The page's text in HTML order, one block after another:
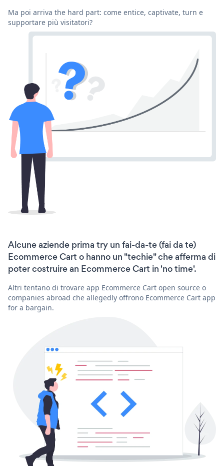
Ma poi arriva the hard part: come entice, captivate, turn e
supportare più visitatori?
Alcune aziende prima try un fai-da-te (fai da te)
Ecommerce Cart o hanno un "techie" che afferma di
poter costruire an Ecommerce Cart in 'no time'.
Altri tentano di trovare app Ecommerce Cart open source o
companies abroad che allegedly offrono Ecommerce Cart app
for a bargain.